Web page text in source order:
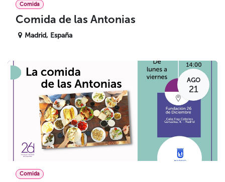
Comida
Comida de las Antonias
Madrid, España
AGO
21
Comida